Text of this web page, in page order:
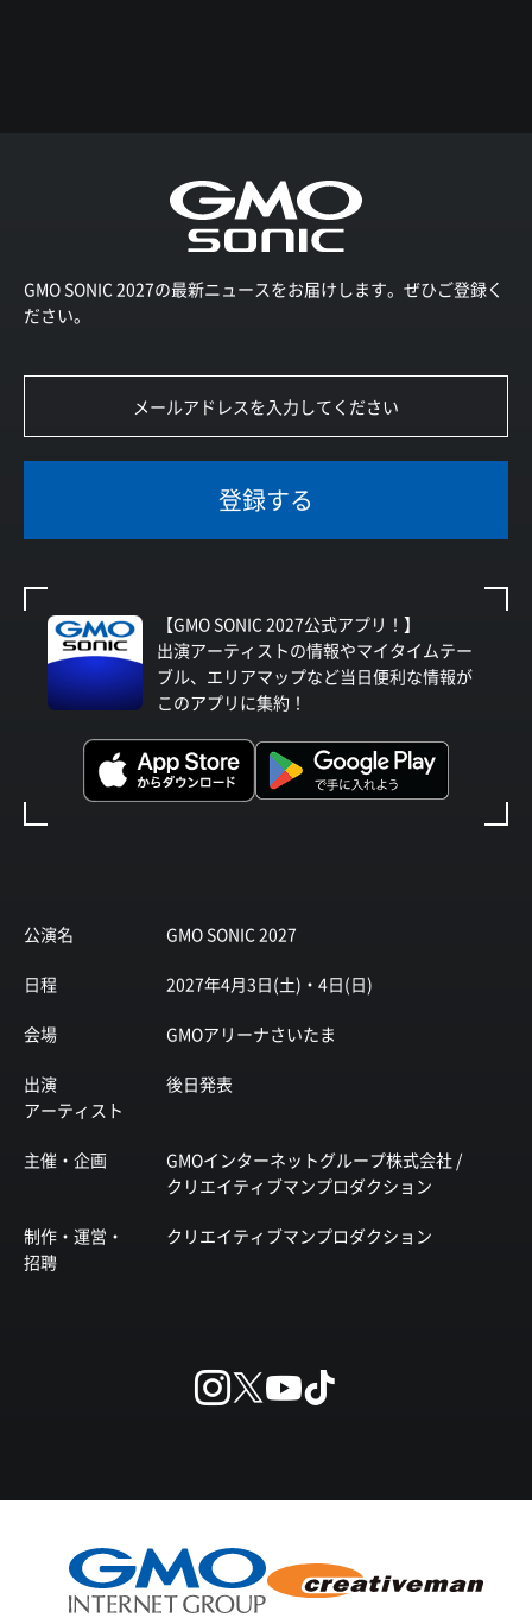
公演名 GMO SONIC 2027
日程 2027年4月3日(土)・4日(日)
会場 GMOアリーナさいたま
出演
アーティスト
後日発表
主催・企画
GMOインターネットグループ株式会社 /
クリエイティブマンプロダクション
制作・運営・
招聘
クリエイティブマンプロダクション
GMO SONIC 2027の最新ニュースをお届けします。ぜひご登録く
ださい。
登録する
【GMO SONIC 2027公式アプリ！】
出演アーティストの情報やマイタイムテー
ブル、エリアマップなど当日便利な情報が
このアプリに集約！